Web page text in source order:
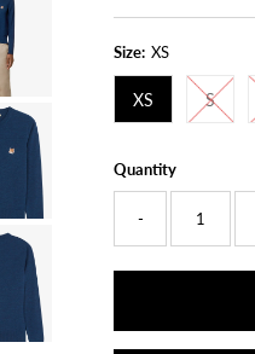
Size: XS
XS S
Quantity
-